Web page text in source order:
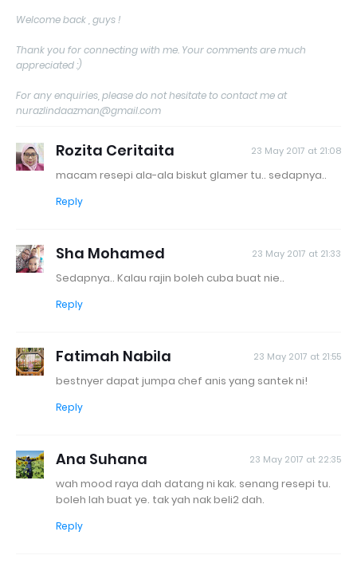
Welcome back , guys !
Thank you for connecting with me. Your comments are much
appreciated :)
For any enquiries, please do not hesitate to contact me at
nurazlindaazman@gmail.com
Rozita Ceritaita 23 May 2017 at 21:08
macam resepi ala-ala biskut glamer tu.. sedapnya..
Reply
Sha Mohamed 23 May 2017 at 21:33
Sedapnya.. Kalau rajin boleh cuba buat nie..
Reply
Fatimah Nabila 23 May 2017 at 21:55
bestnyer dapat jumpa chef anis yang santek ni!
Reply
Ana Suhana 23 May 2017 at 22:35
wah mood raya dah datang ni kak. senang resepi tu.
boleh lah buat ye. tak yah nak beli2 dah.
Reply